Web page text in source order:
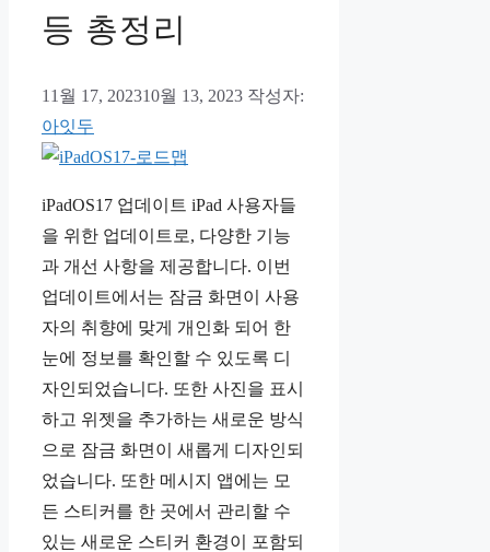
등 총정리
11월 17, 202310월 13, 2023 작성자:
아잇두
iPadOS17 업데이트 iPad 사용자들
을 위한 업데이트로, 다양한 기능
과 개선 사항을 제공합니다. 이번
업데이트에서는 잠금 화면이 사용
자의 취향에 맞게 개인화 되어 한
눈에 정보를 확인할 수 있도록 디
자인되었습니다. 또한 사진을 표시
하고 위젯을 추가하는 새로운 방식
으로 잠금 화면이 새롭게 디자인되
었습니다. 또한 메시지 앱에는 모
든 스티커를 한 곳에서 관리할 수
있는 새로운 스티커 환경이 포함되